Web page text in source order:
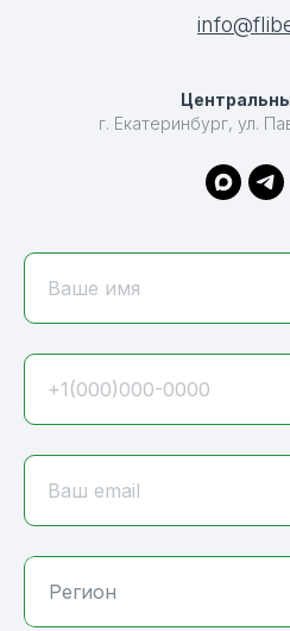
г. Екатеринбург, ул.
Ваше имя
+1(000)000-0000
Ваш email